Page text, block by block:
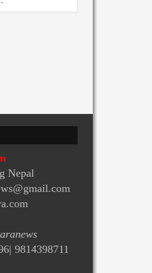
Nepal
9814398711